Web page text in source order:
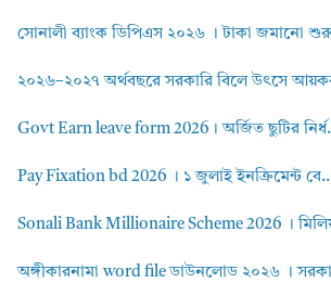
সোনালী ব্যাংক ডিপিএস ২০২৬ । টাকা জমানো
২০২৬–২০২৭ অর্থবছরে সরকারি বিলে উৎসে
Govt Earn leave form 2026। অর্জিত ছুটির
Pay Fixation bd 2026 । ১ জুলাই ইনক্রিমেন্ট
Sonali Bank Millionaire Scheme 2026 ।
অঙ্গীকারনামা word file ডাউনলোড ২০২৬ ।